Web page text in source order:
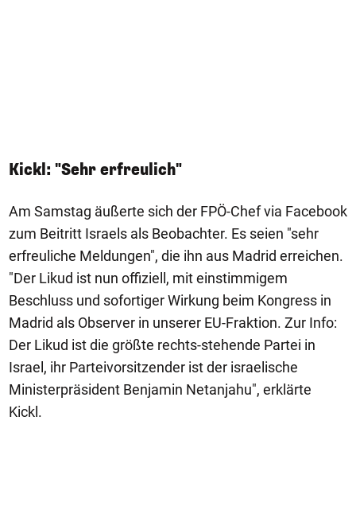
Kickl: "Sehr erfreulich"
Am Samstag äußerte sich der FPÖ-Chef via Facebook
zum Beitritt Israels als Beobachter. Es seien "sehr
erfreuliche Meldungen", die ihn aus Madrid erreichen.
"Der Likud ist nun offiziell, mit einstimmigem
Beschluss und sofortiger Wirkung beim Kongress in
Madrid als Observer in unserer EU-Fraktion. Zur Info:
Der Likud ist die größte rechts-stehende Partei in
Israel, ihr Parteivorsitzender ist der israelische
Ministerpräsident Benjamin Netanjahu", erklärte
Kickl.